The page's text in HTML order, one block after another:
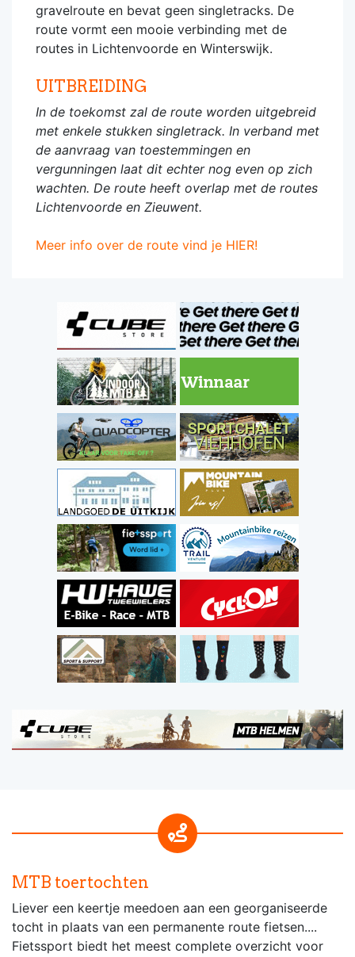
gravelroute en bevat geen singletracks. De
route vormt een mooie verbinding met de
routes in Lichtenvoorde en Winterswijk.
UITBREIDING
In de toekomst zal de route worden uitgebreid
met enkele stukken singletrack. In verband met
de aanvraag van toestemmingen en
vergunningen laat dit echter nog even op zich
wachten. De route heeft overlap met de routes
Lichtenvoorde en Zieuwent.
Meer info over de route vind je HIER!
MTB toertochten
Liever een keertje meedoen aan een georganiseerde
tocht in plaats van een permanente route fietsen....
Fietssport biedt het meest complete overzicht voor